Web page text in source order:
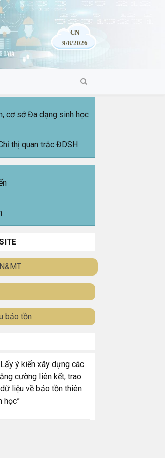
CN
9/8/2026
cơ sở Đa dạng sinh học
thị quan trắc ĐDSH
bảo tồn
ý kiến xây dựng các
cường liên kết, trao
liệu về bảo tồn thiên
học”